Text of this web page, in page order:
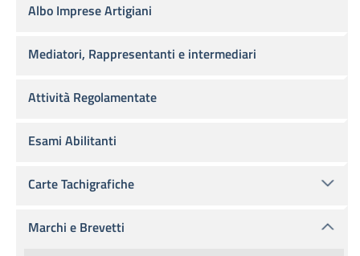
Albo Imprese Artigiani
Mediatori, Rappresentanti e intermediari
Attività Regolamentate
Esami Abilitanti
Carte Tachigrafiche
Marchi e Brevetti